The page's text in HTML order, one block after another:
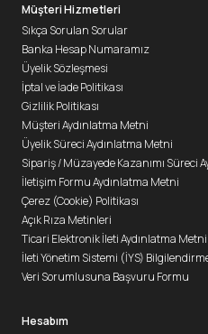
Müşteri Hizmetleri
Sıkça Sorulan Sorular
Banka Hesap Numaramız
Üyelik Sözleşmesi
İptal ve İade Politikası
Gizlilik Politikası
Müşteri Aydınlatma Metni
Üyelik Süreci Aydınlatma Metni
Sipariş / Müzayede Kazanımı Süreci
İletişim Formu Aydınlatma Metni
Çerez (Cookie) Politikası
Açık Rıza Metinleri
Ticari Elektronik İleti Aydınlatma Metni
İleti Yönetim Sistemi (İYS)
Veri Sorumlusuna Başvuru Formu
Hesabım